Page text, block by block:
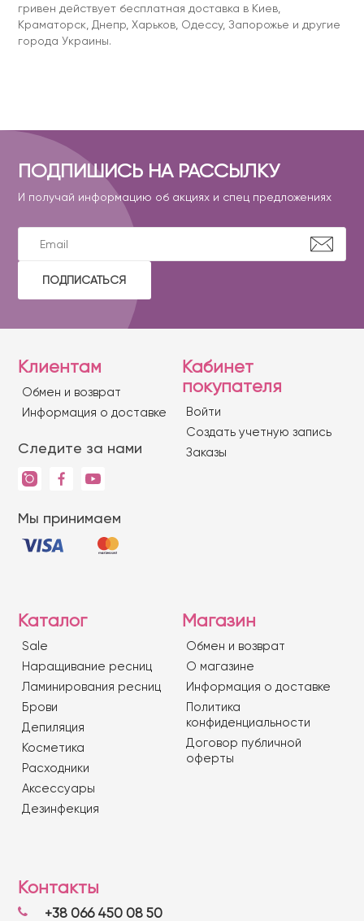
гривен действует бесплатная доставка в Киев,
Краматорск, Днепр, Харьков, Одессу, Запорожье и другие
города Украины.
ПОДПИШИСЬ НА РАССЫЛКУ
И получай информацию об акциях и спец предложениях
ПОДПИСАТЬСЯ
Клиентам
Обмен и возврат
Информация о доставке
Следите за нами
Мы принимаем
Кабинет
покупателя
Войти
Создать учетную запись
Заказы
Каталог
Sale
Наращивание ресниц
Ламинирования ресниц
Брови
Депиляция
Косметика
Расходники
Аксессуары
Дезинфекция
Магазин
Обмен и возврат
О магазине
Информация о доставке
Политика
конфиденциальности
Договор публичной
оферты
Контакты
+38 066 450 08 50